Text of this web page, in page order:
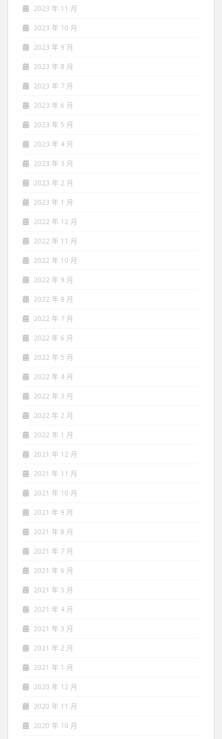
2023 年 11 月
2023 年 10 月
2023 年 9 月
2023 年 8 月
2023 年 7 月
2023 年 6 月
2023 年 5 月
2023 年 4 月
2023 年 3 月
2023 年 2 月
2023 年 1 月
2022 年 12 月
2022 年 11 月
2022 年 10 月
2022 年 9 月
2022 年 8 月
2022 年 7 月
2022 年 6 月
2022 年 5 月
2022 年 4 月
2022 年 3 月
2022 年 2 月
2022 年 1 月
2021 年 12 月
2021 年 11 月
2021 年 10 月
2021 年 9 月
2021 年 8 月
2021 年 7 月
2021 年 6 月
2021 年 5 月
2021 年 4 月
2021 年 3 月
2021 年 2 月
2021 年 1 月
2020 年 12 月
2020 年 11 月
2020 年 10 月